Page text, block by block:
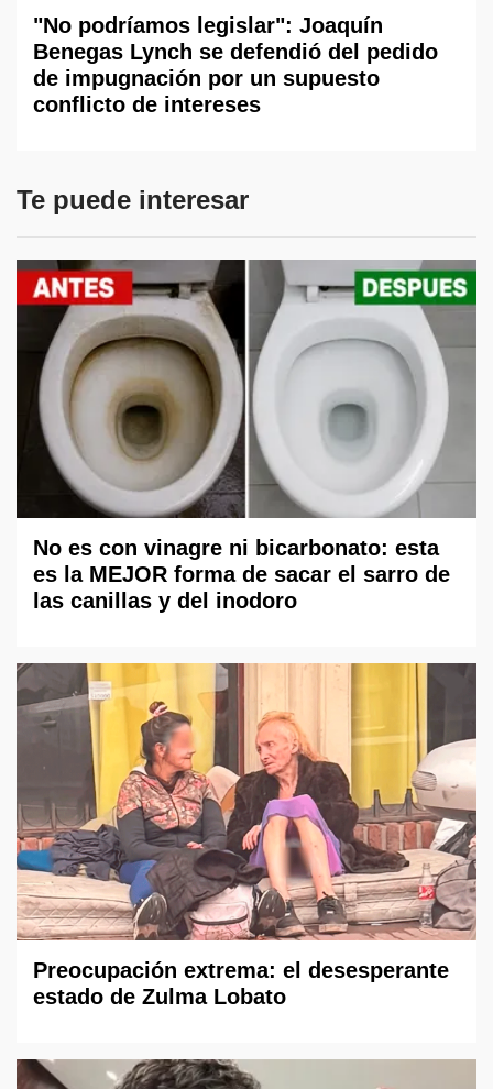
"No podríamos legislar": Joaquín
Benegas Lynch se defendió del pedido
de impugnación por un supuesto
conflicto de intereses
Te puede interesar
No es con vinagre ni bicarbonato: esta
es la MEJOR forma de sacar el sarro de
las canillas y del inodoro
Preocupación extrema: el desesperante
estado de Zulma Lobato